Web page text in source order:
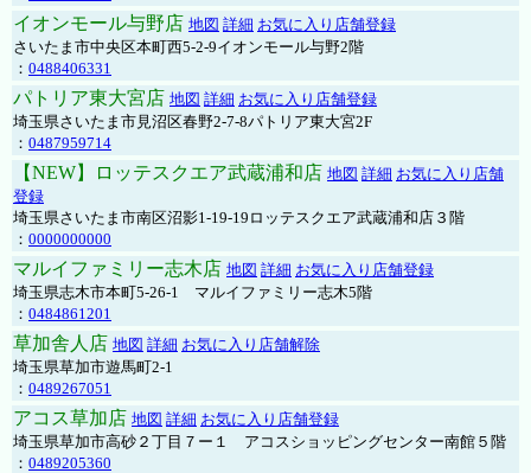
イオンモール与野店 地図 詳細 お気に入り店舗登録
さいたま市中央区本町西5-2-9イオンモール与野2階
： 0488406331
パトリア東大宮店 地図 詳細 お気に入り店舗登録
埼玉県さいたま市見沼区春野2-7-8パトリア東大宮2F
： 0487959714
【NEW】ロッテスクエア武蔵浦和店 地図 詳細 お気に入り店舗
登録
埼玉県さいたま市南区沼影1-19-19ロッテスクエア武蔵浦和店３階
： 0000000000
マルイファミリー志木店 地図 詳細 お気に入り店舗登録
埼玉県志木市本町5-26-1 マルイファミリー志木5階
： 0484861201
草加舎人店 地図 詳細 お気に入り店舗解除
埼玉県草加市遊馬町2-1
： 0489267051
アコス草加店 地図 詳細 お気に入り店舗登録
埼玉県草加市高砂２丁目７ー１ アコスショッピングセンター南館５階
： 0489205360